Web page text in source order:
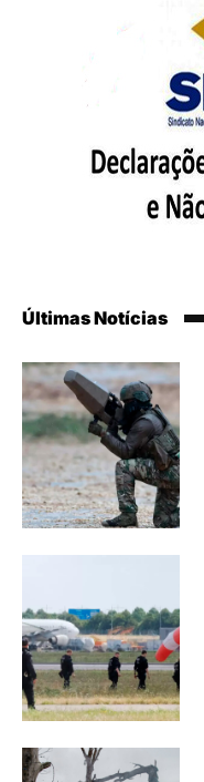
Últimas Notícias